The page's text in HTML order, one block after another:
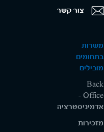
משרות
בתחומים
מובילים
Back
Office -
אדמיניסטרציה
מזכירות